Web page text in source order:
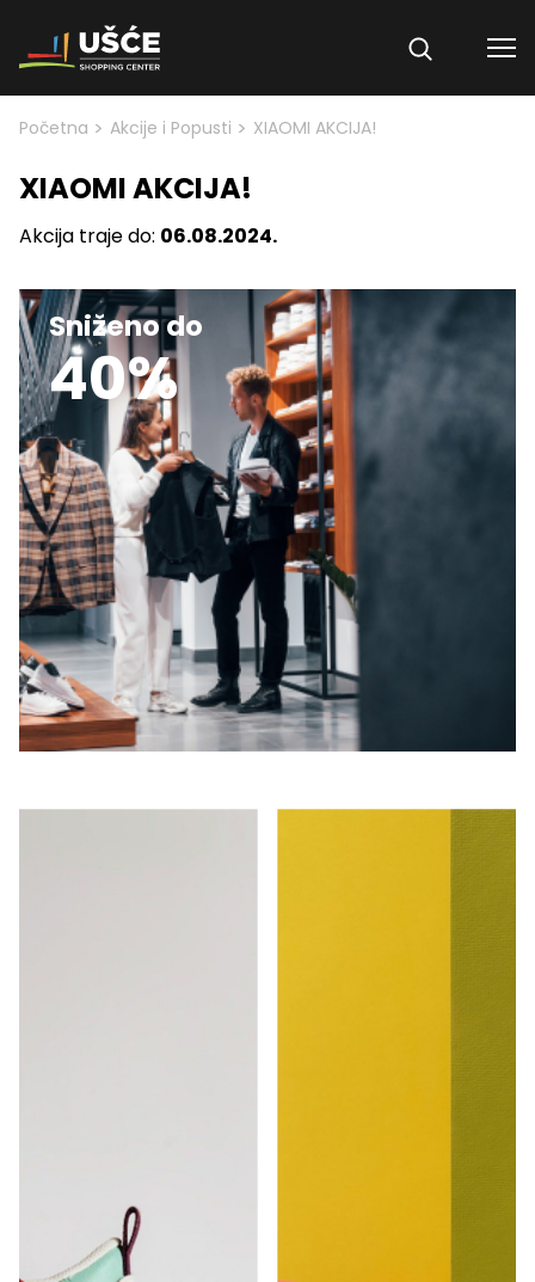
Skip to content
Početna > Akcije i Popusti > XIAOMI AKCIJA!
XIAOMI AKCIJA!
Akcija traje do: 06.08.2024.
Sniženo do
40%